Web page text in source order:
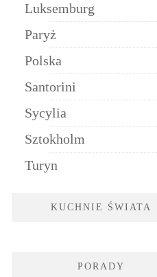
Luksemburg
Paryż
Polska
Santorini
Sycylia
Sztokholm
Turyn
KUCHNIE ŚWIATA
PORADY